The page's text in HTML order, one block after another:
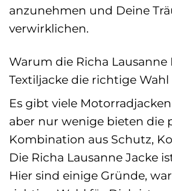
anzunehmen und Deine
verwirklichen.
Warum die Richa Lausanne
Textiljacke die richtige Wahl
Es gibt viele
aber nur wenige bieten die
Kombination aus Schutz,
Die Richa Lausanne Jacke
Hier sind einige Gründe,